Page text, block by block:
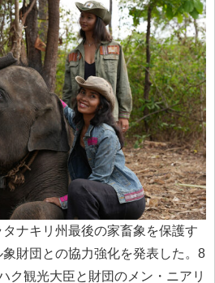
ナキリ州最後の家畜象を保護す
財団との協力強化を発表した。8
ク観光大臣と財団のメン・ニアリ